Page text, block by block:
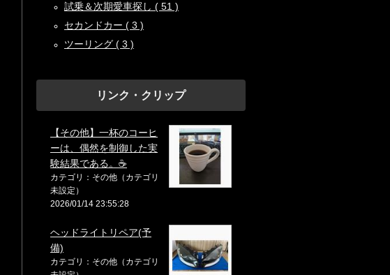
試乗＆次期愛車探し ( 51 )
セカンドカー ( 3 )
ツーリング ( 3 )
リンク・クリップ
【その他】一杯のコーヒ
ーは、偶然を制御した実
験結果である。☕
カテゴリ：その他（カテゴリ
未設定）
2026/01/14 23:55:28
ヘッドライトリペア(予
備)
カテゴリ：その他（カテゴリ